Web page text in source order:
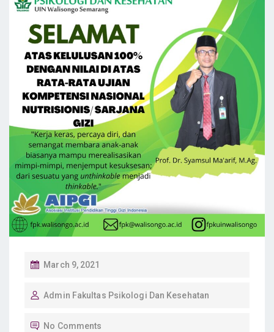
P
S
March 9, 2021
Admin Fakultas Psikologi Dan Kesehatan
No Comments